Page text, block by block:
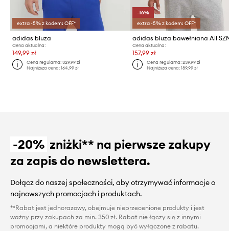
extra -5% z kodem: OFF*
adidas bluza
Cena aktualna:
149,99 zł
Cena regularna:329,99 zł
Najniższa cena:164,99 zł
-16%
extra -5% z kodem: OFF*
adidas bluza bawełniana All
Cena aktualna:
157,99 zł
Cena regularna: 239,99 zł
Najniższa cena: 189,99 zł
-20% zniżki** na pierwsze zakupy
za zapis do newslettera.
Dołącz do naszej społeczności, aby otrzymywać informacje o
najnowszych promocjach i produktach.
**Rabat jest jednorazowy, obejmuje nieprzecenione produkty i jest
ważny przy zakupach za min. 350 zł. Rabat nie łączy się z innymi
promocjami, a niektóre produkty mogą być wyłączone z rabatu.